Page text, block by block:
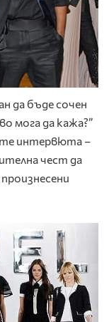
да бъде сочен
мога да кажа?”
интервюта –
чест да